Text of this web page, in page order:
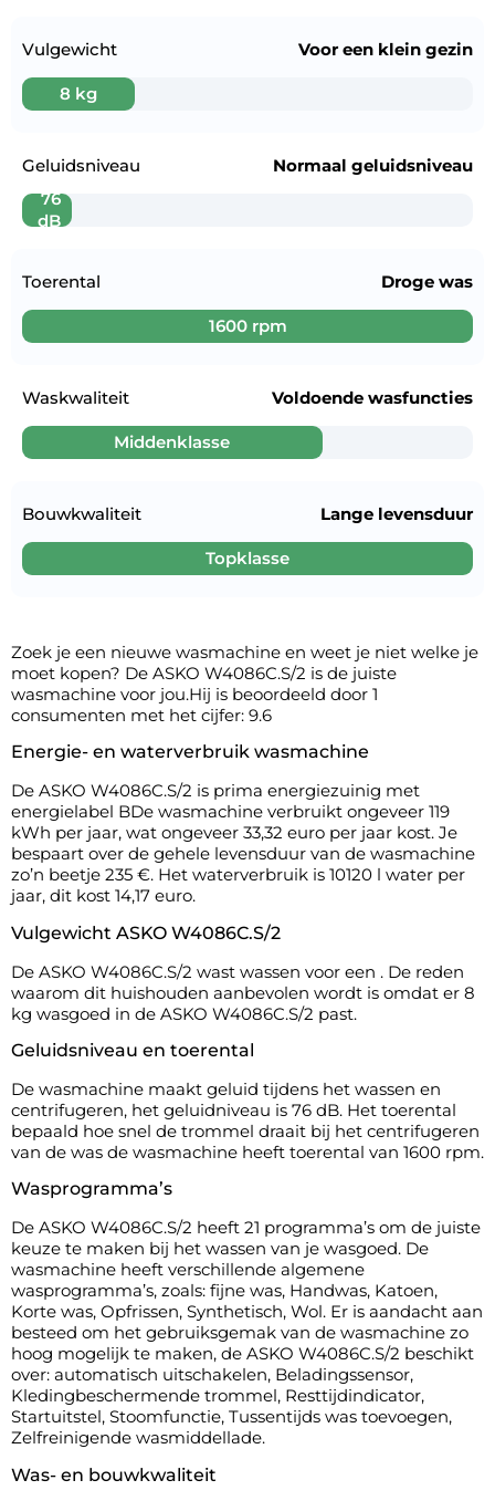
Vulgewicht
8 kg
Voor een klein gezin
Geluidsniveau
76
dB
Normaal geluidsniveau
Toerental
1600 rpm
Droge was
Waskwaliteit
Middenklasse
Voldoende wasfuncties
Bouwkwaliteit
Topklasse
Lange levensduur
Zoek je een nieuwe wasmachine en weet je niet welke je
moet kopen? De ASKO W4086C.S/2 is de juiste
wasmachine voor jou.Hij is beoordeeld door 1
consumenten met het cijfer: 9.6
Energie- en waterverbruik wasmachine
De ASKO W4086C.S/2 is prima energiezuinig met
energielabel BDe wasmachine verbruikt ongeveer 119
kWh per jaar, wat ongeveer 33,32 euro per jaar kost. Je
bespaart over de gehele levensduur van de wasmachine
zo’n beetje 235 €. Het waterverbruik is 10120 l water per
jaar, dit kost 14,17 euro.
Vulgewicht ASKO W4086C.S/2
De ASKO W4086C.S/2 wast wassen voor een . De reden
waarom dit huishouden aanbevolen wordt is omdat er 8
kg wasgoed in de ASKO W4086C.S/2 past.
Geluidsniveau en toerental
De wasmachine maakt geluid tijdens het wassen en
centrifugeren, het geluidniveau is 76 dB. Het toerental
bepaald hoe snel de trommel draait bij het centrifugeren
van de was de wasmachine heeft toerental van 1600 rpm.
Wasprogramma’s
De ASKO W4086C.S/2 heeft 21 programma’s om de juiste
keuze te maken bij het wassen van je wasgoed. De
wasmachine heeft verschillende algemene
wasprogramma’s, zoals: fijne was, Handwas, Katoen,
Korte was, Opfrissen, Synthetisch, Wol. Er is aandacht aan
besteed om het gebruiksgemak van de wasmachine zo
hoog mogelijk te maken, de ASKO W4086C.S/2 beschikt
over: automatisch uitschakelen, Beladingssensor,
Kledingbeschermende trommel, Resttijdindicator,
Startuitstel, Stoomfunctie, Tussentijds was toevoegen,
Zelfreinigende wasmiddellade.
Was- en bouwkwaliteit